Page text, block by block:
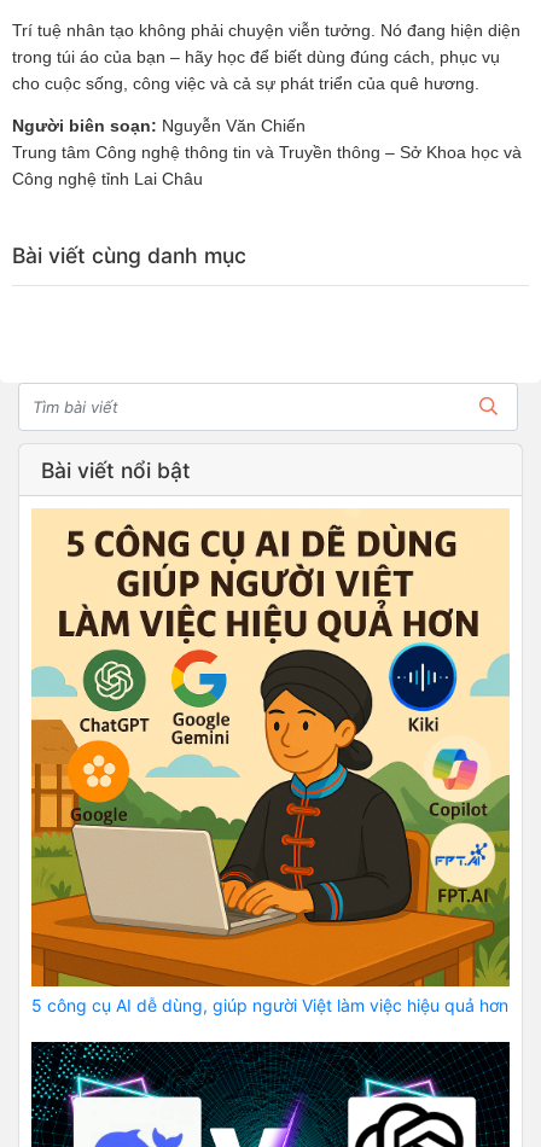
Trí tuệ nhân tạo không phải chuyện viễn tưởng. Nó đang hiện diện
trong túi áo của bạn – hãy học để biết dùng đúng cách, phục vụ
cho cuộc sống, công việc và cả sự phát triển của quê hương.
Người biên soạn: Nguyễn Văn Chiến
Trung tâm Công nghệ thông tin và Truyền thông – Sở Khoa học và
Công nghệ tỉnh Lai Châu
Bài viết cùng danh mục
Bài viết nổi bật
5 công cụ AI dễ dùng, giúp người Việt làm việc hiệu quả hơn